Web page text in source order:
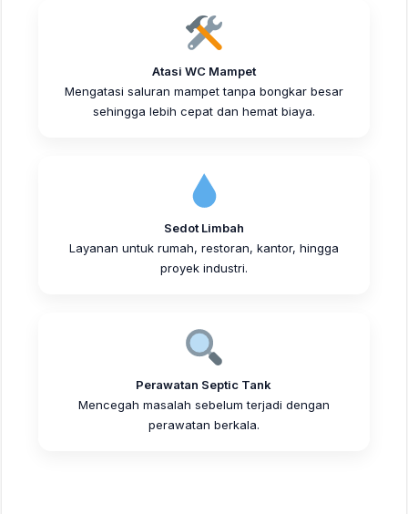
Atasi WC Mampet
Mengatasi saluran mampet tanpa bongkar besar
sehingga lebih cepat dan hemat biaya.
Sedot Limbah
Layanan untuk rumah, restoran, kantor, hingga
proyek industri.
Perawatan Septic Tank
Mencegah masalah sebelum terjadi dengan
perawatan berkala.